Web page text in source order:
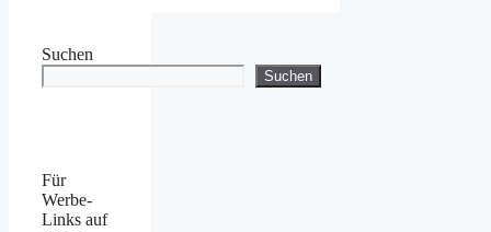
Suchen
Suchen
Für
Werbe-
Links auf